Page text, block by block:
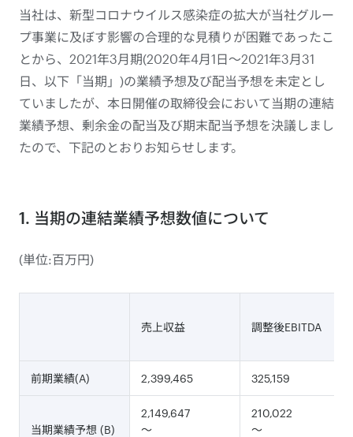
当社は、新型コロナウイルス感染症の拡大が当社グルー
プ事業に及ぼす影響の合理的な見積りが困難であったこ
とから、2021年3月期(2020年4月1日～2021年3月31
日、以下「当期」)の業績予想及び配当予想を未定とし
ていましたが、本日開催の取締役会において当期の連結
業績予想、剰余金の配当及び期末配当予想を決議しまし
たので、下記のとおりお知らせします。
1. 当期の連結業績予想数値について
(単位:百万円)
売上収益 調整後EBITDA
前期業績(A) 2,399,465 325,159
当期業績予想 (B)
2,149,647
～
210,022
～